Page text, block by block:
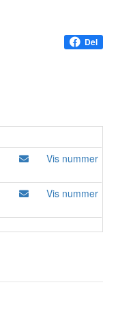
Del
Vis nummer
Vis nummer